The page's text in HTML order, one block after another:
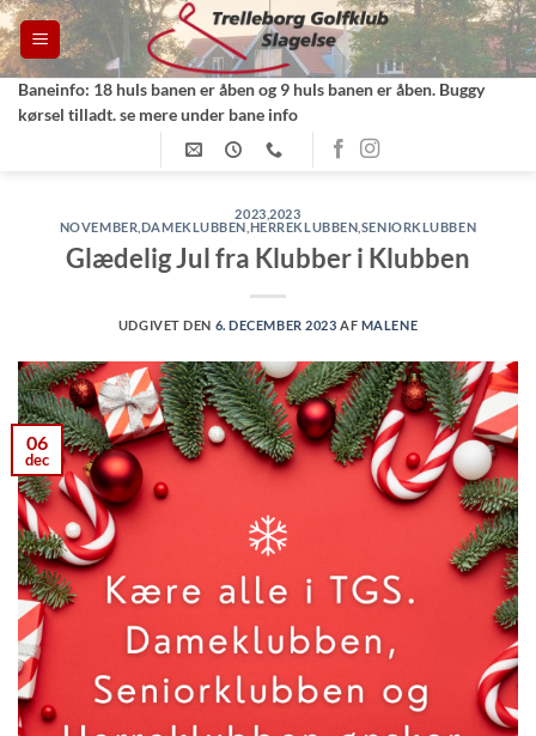
Fortsæt
til
indhold
Baneinfo: 18 huls banen er åben og 9 huls banen er åben. Buggy
kørsel tilladt. se mere under bane info
2023 ,2023
NOVEMBER DAMEKLUBBEN HERREKLUBBEN SENIORKLUBBEN
Glædelig Jul fra Klubber i Klubben
UDGIVET DEN 6. DECEMBER 2023 AF MALENE
06
dec